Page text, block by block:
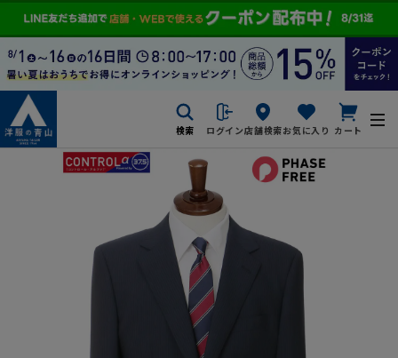
検索 ログイン店舗検索お気に入り カート